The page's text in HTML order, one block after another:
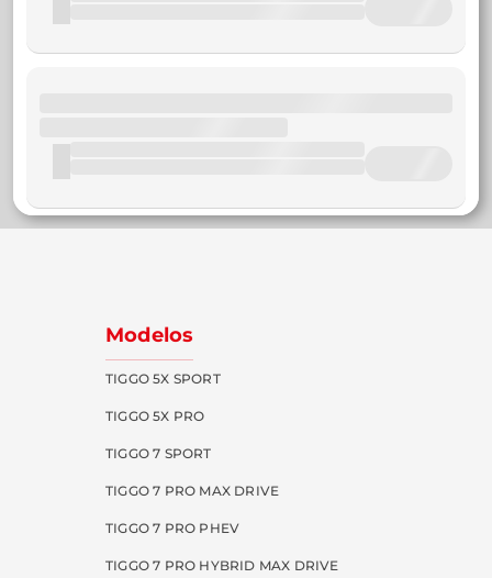
Modelos
TIGGO 5X SPORT
TIGGO 5X PRO
TIGGO 7 SPORT
TIGGO 7 PRO MAX DRIVE
TIGGO 7 PRO PHEV
TIGGO 7 PRO HYBRID MAX DRIVE